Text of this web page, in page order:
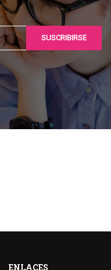
ENLACES